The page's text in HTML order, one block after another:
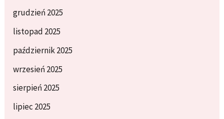
grudzień 2025
listopad 2025
październik 2025
wrzesień 2025
sierpień 2025
lipiec 2025